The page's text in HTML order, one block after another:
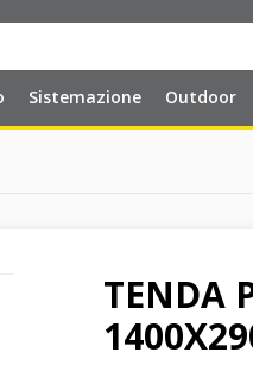
Sistemazione Outdoor
TENDA